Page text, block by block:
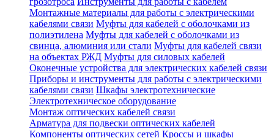
Монтажные материалы для работы с электрическими
кабелями связи Муфты для кабелей с оболочками из
полиэтилена Муфты для кабелей с оболочками из
свинца, алюминия или стали Муфты для кабелей связи
на объектах РЖД Муфты для силовых кабелей
Оконечные устройства для электрических кабелей связи
Приборы и инструменты для работы с электрическими
кабелями связи Шкафы электротехнические
Электротехническое оборудование
Монтаж оптических кабелей связи
Арматура для подвески оптических кабелей
Компоненты оптических сетей Кроссы и шкафы